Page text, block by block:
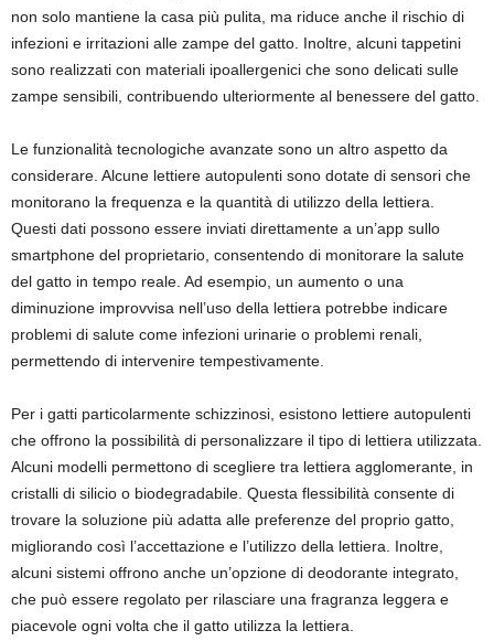
non solo mantiene la casa più pulita, ma riduce anche il rischio di
infezioni e irritazioni alle zampe del gatto. Inoltre, alcuni tappetini
sono realizzati con materiali ipoallergenici che sono delicati sulle
zampe sensibili, contribuendo ulteriormente al benessere del gatto.
Le funzionalità tecnologiche avanzate sono un altro aspetto da
considerare. Alcune lettiere autopulenti sono dotate di sensori che
monitorano la frequenza e la quantità di utilizzo della lettiera.
Questi dati possono essere inviati direttamente a un’app sullo
smartphone del proprietario, consentendo di monitorare la salute
del gatto in tempo reale. Ad esempio, un aumento o una
diminuzione improvvisa nell’uso della lettiera potrebbe indicare
problemi di salute come infezioni urinarie o problemi renali,
permettendo di intervenire tempestivamente.
Per i gatti particolarmente schizzinosi, esistono lettiere autopulenti
che offrono la possibilità di personalizzare il tipo di lettiera utilizzata.
Alcuni modelli permettono di scegliere tra lettiera agglomerante, in
cristalli di silicio o biodegradabile. Questa flessibilità consente di
trovare la soluzione più adatta alle preferenze del proprio gatto,
migliorando così l’accettazione e l’utilizzo della lettiera. Inoltre,
alcuni sistemi offrono anche un’opzione di deodorante integrato,
che può essere regolato per rilasciare una fragranza leggera e
piacevole ogni volta che il gatto utilizza la lettiera.